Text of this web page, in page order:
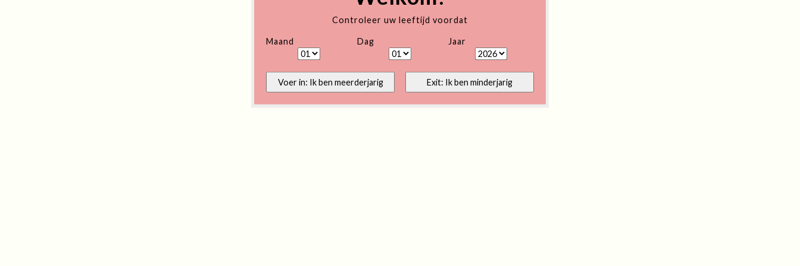
Controleer uw leeftijd voordat
Maand Dag Jaar